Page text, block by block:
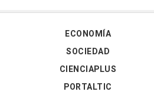
ECONOMÍA
SOCIEDAD
CIENCIAPLUS
PORTALTIC